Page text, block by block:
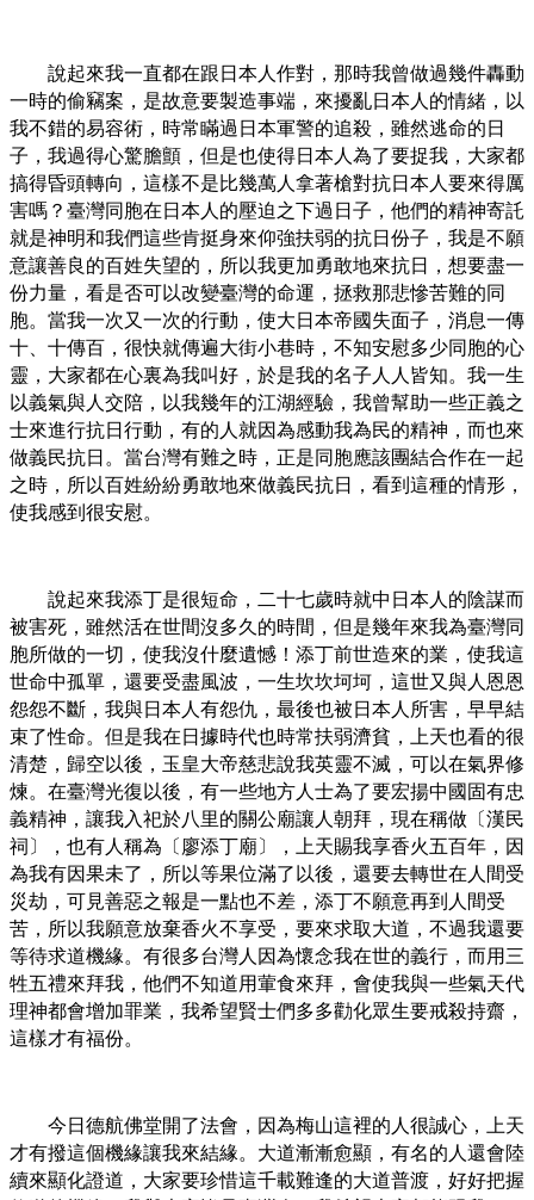
說起來我一直都在跟日本人作對，那時我曾做過幾件轟動
一時的偷竊案，是故意要製造事端，來擾亂日本人的情緒，以
我不錯的易容術，時常瞞過日本軍警的追殺，雖然逃命的日
子，我過得心驚膽顫，但是也使得日本人為了要捉我，大家都
搞得昏頭轉向，這樣不是比幾萬人拿著槍對抗日本人要來得厲
害嗎？臺灣同胞在日本人的壓迫之下過日子，他們的精神寄託
就是神明和我們這些肯挺身來仰強扶弱的抗日份子，我是不願
意讓善良的百姓失望的，所以我更加勇敢地來抗日，想要盡一
份力量，看是否可以改變臺灣的命運，拯救那悲慘苦難的同
胞。當我一次又一次的行動，使大日本帝國失面子，消息一傳
十、十傳百，很快就傳遍大街小巷時，不知安慰多少同胞的心
靈，大家都在心裏為我叫好，於是我的名子人人皆知。我一生
以義氣與人交陪，以我幾年的江湖經驗，我曾幫助一些正義之
士來進行抗日行動，有的人就因為感動我為民的精神，而也來
做義民抗日。當台灣有難之時，正是同胞應該團結合作在一起
之時，所以百姓紛紛勇敢地來做義民抗日，看到這種的情形，
使我感到很安慰。
說起來我添丁是很短命，二十七歲時就中日本人的陰謀而
被害死，雖然活在世間沒多久的時間，但是幾年來我為臺灣同
胞所做的一切，使我沒什麼遺憾！添丁前世造來的業，使我這
世命中孤單，還要受盡風波，一生坎坎坷坷，這世又與人恩恩
怨怨不斷，我與日本人有怨仇，最後也被日本人所害，早早結
束了性命。但是我在日據時代也時常扶弱濟貧，上天也看的很
清楚，歸空以後，玉皇大帝慈悲說我英靈不滅，可以在氣界修
煉。在臺灣光復以後，有一些地方人士為了要宏揚中國固有忠
義精神，讓我入祀於八里的關公廟讓人朝拜，現在稱做〔漢民
祠〕，也有人稱為〔廖添丁廟〕，上天賜我享香火五百年，因
為我有因果未了，所以等果位滿了以後，還要去轉世在人間受
災劫，可見善惡之報是一點也不差，添丁不願意再到人間受
苦，所以我願意放棄香火不享受，要來求取大道，不過我還要
等待求道機緣。有很多台灣人因為懷念我在世的義行，而用三
牲五禮來拜我，他們不知道用葷食來拜，會使我與一些氣天代
理神都會增加罪業，我希望賢士們多多勸化眾生要戒殺持齋，
這樣才有福份。
今日德航佛堂開了法會，因為梅山這裡的人很誠心，上天
才有撥這個機緣讓我來結緣。大道漸漸愈顯，有名的人還會陸
續來顯化證道，大家要珍惜這千載難逢的大道普渡，好好把握